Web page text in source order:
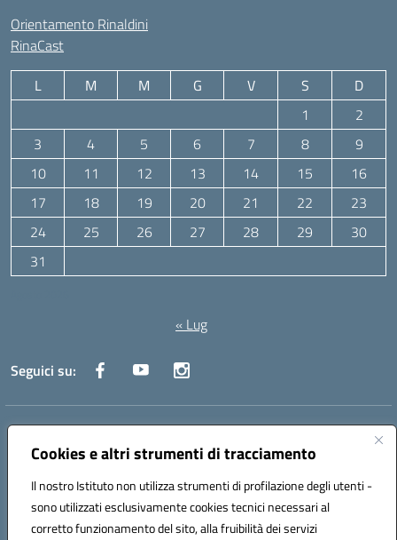
Cookies e altri strumenti di tracciamento
Il nostro Istituto non utilizza strumenti di profilazione degli utenti -
sono utilizzati esclusivamente cookies tecnici necessari al
corretto funzionamento del sito, alla fruibilità dei servizi
Orientamento Rinaldini
RinaCast
L M M G V S
D
1
2
3
4 5 6 7 8
9
10
11 12 13 14 15
16
17
18 19 20 21 22
23
24
25 26 27 28 29
30
31
« Lug
Seguici su:
Indirizzo:Via Canale 1, Ancona
Centralino:071 204723 Email:anpc010006@istruzione.it
Codice fiscale: 93020970427
Codice meccanografico:
ANPC010006